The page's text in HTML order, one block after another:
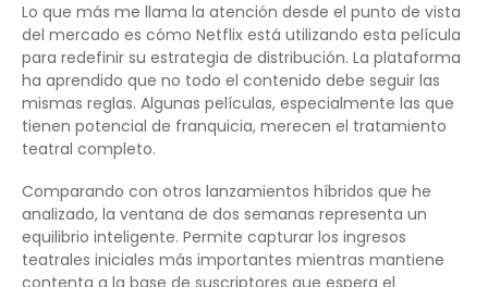
Lo que más me llama la atención desde el punto de vista
del mercado es cómo Netflix está utilizando esta película
para redefinir su estrategia de distribución. La plataforma
ha aprendido que no todo el contenido debe seguir las
mismas reglas. Algunas películas, especialmente las que
tienen potencial de franquicia, merecen el tratamiento
teatral completo.
Comparando con otros lanzamientos híbridos que he
analizado, la ventana de dos semanas representa un
equilibrio inteligente. Permite capturar los ingresos
teatrales iniciales más importantes mientras mantiene